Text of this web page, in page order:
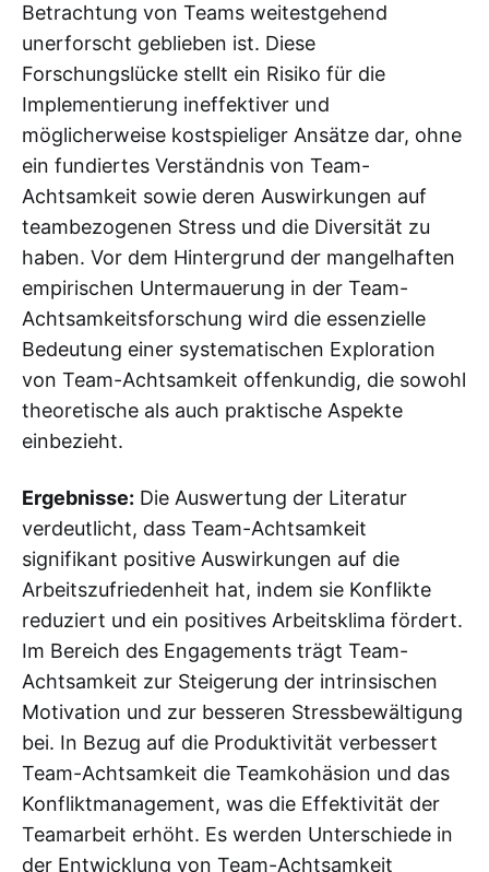
Betrachtung von Teams weitestgehend
unerforscht geblieben ist. Diese
Forschungslücke stellt ein Risiko für die
Implementierung ineffektiver und
möglicherweise kostspieliger Ansätze dar, ohne
ein fundiertes Verständnis von Team-
Achtsamkeit sowie deren Auswirkungen auf
teambezogenen Stress und die Diversität zu
haben. Vor dem Hintergrund der mangelhaften
empirischen Untermauerung in der Team-
Achtsamkeitsforschung wird die essenzielle
Bedeutung einer systematischen Exploration
von Team-Achtsamkeit offenkundig, die sowohl
theoretische als auch praktische Aspekte
einbezieht.
Ergebnisse: Die Auswertung der Literatur
verdeutlicht, dass Team-Achtsamkeit
signifikant positive Auswirkungen auf die
Arbeitszufriedenheit hat, indem sie Konflikte
reduziert und ein positives Arbeitsklima fördert.
Im Bereich des Engagements trägt Team-
Achtsamkeit zur Steigerung der intrinsischen
Motivation und zur besseren Stressbewältigung
bei. In Bezug auf die Produktivität verbessert
Team-Achtsamkeit die Teamkohäsion und das
Konfliktmanagement, was die Effektivität der
Teamarbeit erhöht. Es werden Unterschiede in
der Entwicklung von Team-Achtsamkeit